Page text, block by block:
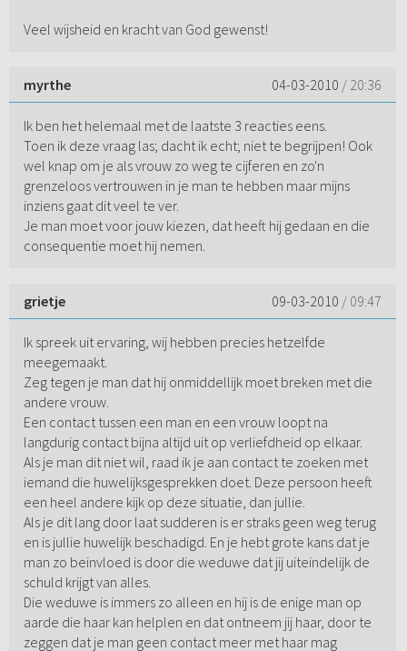
Veel wijsheid en kracht van God gewenst!
myrthe 04-03-2010 / 20:36
Ik ben het helemaal met de laatste 3 reacties eens.
Toen ik deze vraag las; dacht ik echt; niet te begrijpen! Ook
wel knap om je als vrouw zo weg te cijferen en zo'n
grenzeloos vertrouwen in je man te hebben maar mijns
inziens gaat dit veel te ver.
Je man moet voor jouw kiezen, dat heeft hij gedaan en die
consequentie moet hij nemen.
grietje 09-03-2010 / 09:47
Ik spreek uit ervaring, wij hebben precies hetzelfde
meegemaakt.
Zeg tegen je man dat hij onmiddellijk moet breken met die
andere vrouw.
Een contact tussen een man en een vrouw loopt na
langdurig contact bijna altijd uit op verliefdheid op elkaar.
Als je man dit niet wil, raad ik je aan contact te zoeken met
iemand die huwelijksgesprekken doet. Deze persoon heeft
een heel andere kijk op deze situatie, dan jullie.
Als je dit lang door laat sudderen is er straks geen weg terug
en is jullie huwelijk beschadigd. En je hebt grote kans dat je
man zo beinvloed is door die weduwe dat jij uiteindelijk de
schuld krijgt van alles.
Die weduwe is immers zo alleen en hij is de enige man op
aarde die haar kan helplen en dat ontneem jij haar, door te
zeggen dat je man geen contact meer met haar mag